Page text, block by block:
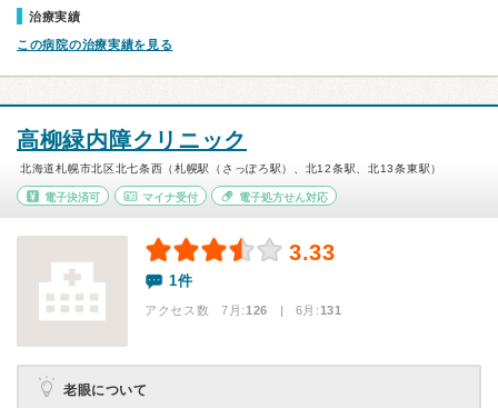
治療実績
この病院の治療実績を見る
高柳緑内障クリニック
北海道札幌市北区北七条西（札幌駅（さっぽろ駅）、北12条駅、北13条東駅）
電子決済可 マイナ受付 電子処方せん対応
3.33
1件
アクセス数 7月:126 | 6月:131
老眼について